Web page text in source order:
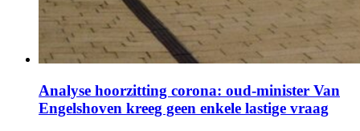
Analyse hoorzitting corona: oud-minister Van
Engelshoven kreeg geen enkele lastige vraag